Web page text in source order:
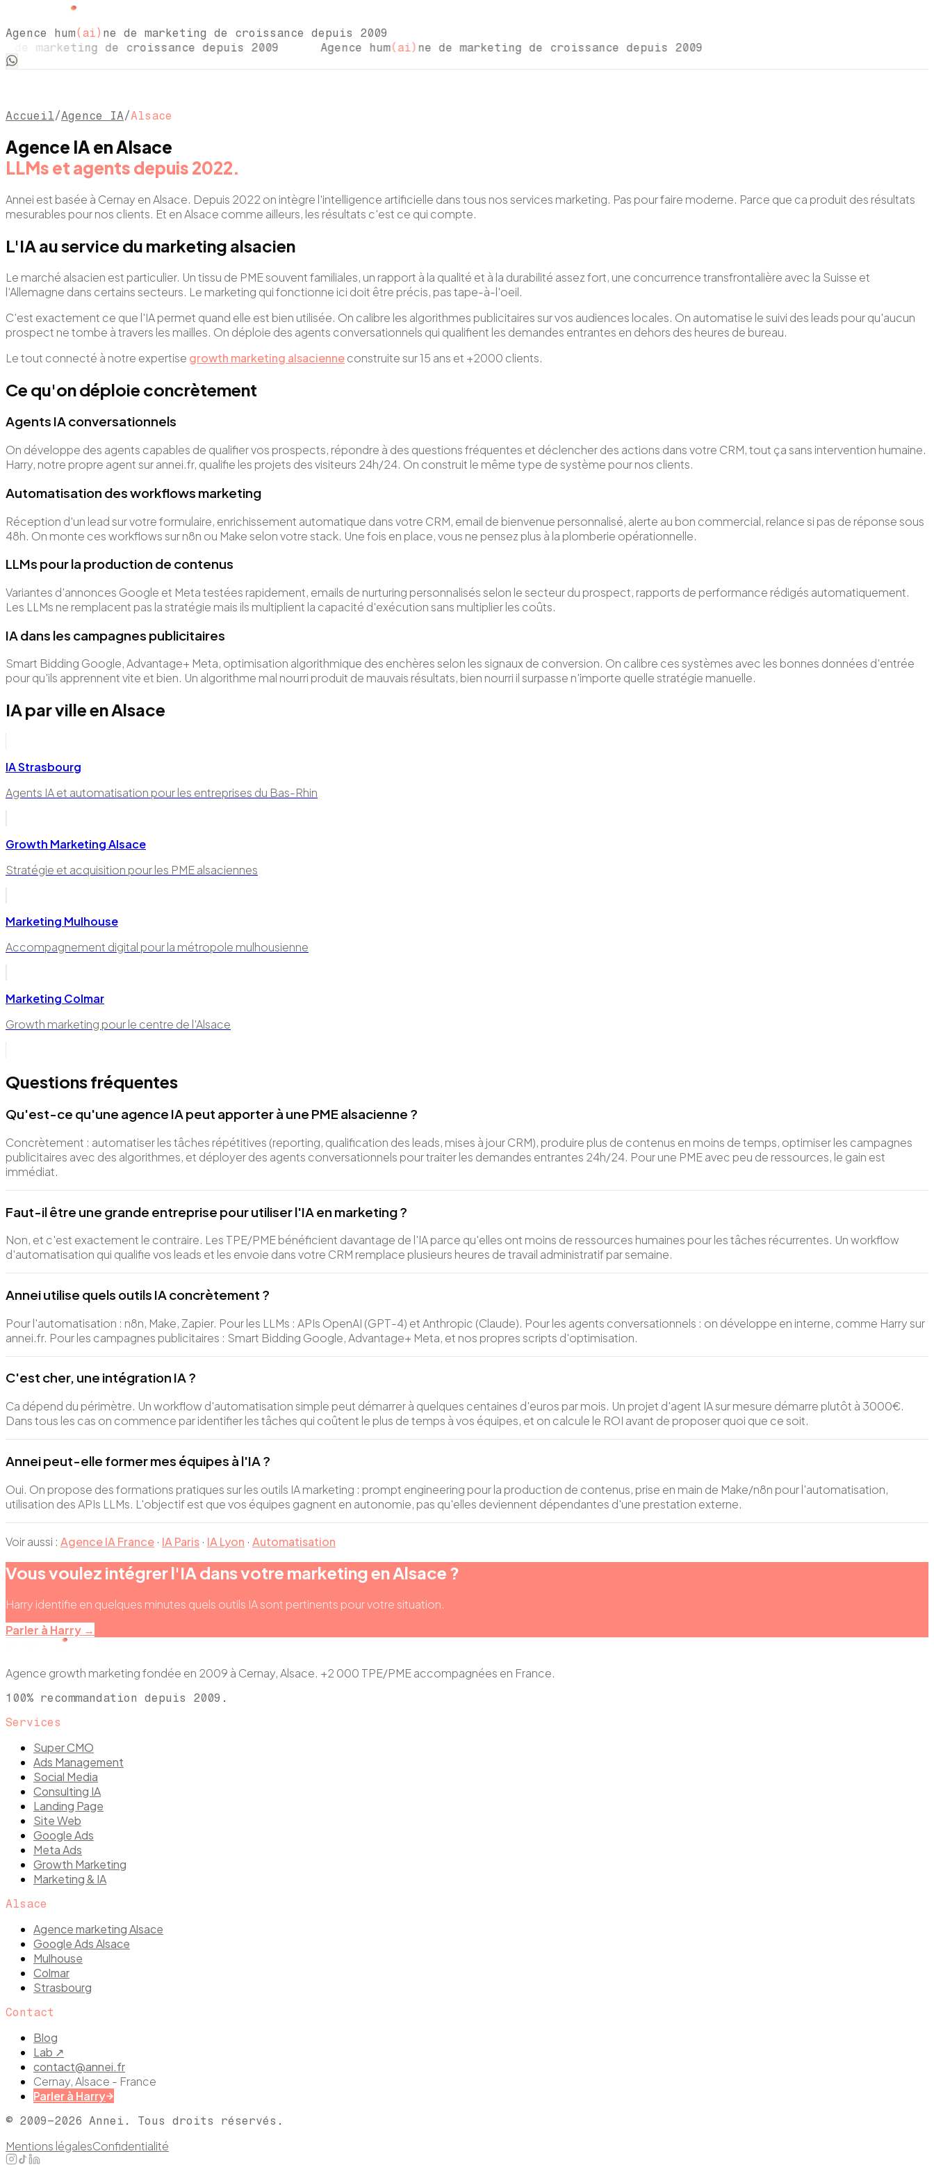
Agence hum(ai) ne de marketing de croissance depuis 2009
marketing de croissance depuis 2009 Agence hum(ai)ne de marketing de croissance depuis 2009
Accueil/Agence IA/Alsace
Agence IA en Alsace
LLMs et agents depuis 2022.
Annei est basée à Cernay en Alsace. Depuis 2022 on intègre l'intelligence artificielle dans tous nos services marketing. Pas pour faire moderne. Parce que ca produit des résultats
mesurables pour nos clients. Et en Alsace comme ailleurs, les résultats c'est ce qui compte.
L'IA au service du marketing alsacien
Le marché alsacien est particulier. Un tissu de PME souvent familiales, un rapport à la qualité et à la durabilité assez fort, une concurrence transfrontalière avec la Suisse et
l'Allemagne dans certains secteurs. Le marketing qui fonctionne ici doit être précis, pas tape-à-l'oeil.
C'est exactement ce que l'IA permet quand elle est bien utilisée. On calibre les algorithmes publicitaires sur vos audiences locales. On automatise le suivi des leads pour qu'aucun
prospect ne tombe à travers les mailles. On déploie des agents conversationnels qui qualifient les demandes entrantes en dehors des heures de bureau.
Le tout connecté à notre expertise growth marketing alsacienneconstruite sur 15 ans et +2000 clients.
Ce qu'on déploie concrètement
Agents IA conversationnels
On développe des agents capables de qualifier vos prospects, répondre à des questions fréquentes et déclencher des actions dans votre CRM, tout ça sans intervention humaine.
Harry, notre propre agent sur annei.fr, qualifie les projets des visiteurs 24h/24. On construit le même type de système pour nos clients.
Automatisation des workflows marketing
Réception d'un lead sur votre formulaire, enrichissement automatique dans votre CRM, email de bienvenue personnalisé, alerte au bon commercial, relance si pas de réponse sous
48h. On monte ces workflows sur n8n ou Make selon votre stack. Une fois en place, vous ne pensez plus à la plomberie opérationnelle.
LLMs pour la production de contenus
Variantes d'annonces Google et Meta testées rapidement, emails de nurturing personnalisés selon le secteur du prospect, rapports de performance rédigés automatiquement.
Les LLMs ne remplacent pas la stratégie mais ils multiplient la capacité d'exécution sans multiplier les coûts.
IA dans les campagnes publicitaires
Smart Bidding Google, Advantage+ Meta, optimisation algorithmique des enchères selon les signaux de conversion. On calibre ces systèmes avec les bonnes données d'entrée
pour qu'ils apprennent vite et bien. Un algorithme mal nourri produit de mauvais résultats, bien nourri il surpasse n'importe quelle stratégie manuelle.
IA par ville en Alsace
IA Strasbourg
Agents IA et automatisation pour les entreprises du Bas-Rhin
Growth Marketing Alsace
Stratégie et acquisition pour les PME alsaciennes
Marketing Mulhouse
Accompagnement digital pour la métropole mulhousienne
Marketing Colmar
Growth marketing pour le centre de l'Alsace
Questions fréquentes
Qu'est-ce qu'une agence IA peut apporter à une PME alsacienne ?
Concrètement : automatiser les tâches répétitives (reporting, qualification des leads, mises à jour CRM), produire plus de contenus en moins de temps, optimiser les campagnes
publicitaires avec des algorithmes, et déployer des agents conversationnels pour traiter les demandes entrantes 24h/24. Pour une PME avec peu de ressources, le gain est
immédiat.
Faut-il être une grande entreprise pour utiliser l'IA en marketing ?
Non, et c'est exactement le contraire. Les TPE/PME bénéficient davantage de l'IA parce qu'elles ont moins de ressources humaines pour les tâches récurrentes. Un workflow
d'automatisation qui qualifie vos leads et les envoie dans votre CRM remplace plusieurs heures de travail administratif par semaine.
Annei utilise quels outils IA concrètement ?
Pour l'automatisation : n8n, Make, Zapier. Pour les LLMs : APIs OpenAI (GPT-4) et Anthropic (Claude). Pour les agents conversationnels : on développe en interne, comme Harry sur
annei.fr. Pour les campagnes publicitaires : Smart Bidding Google, Advantage+ Meta, et nos propres scripts d'optimisation.
C'est cher, une intégration IA ?
Ca dépend du périmètre. Un workflow d'automatisation simple peut démarrer à quelques centaines d'euros par mois. Un projet d'agent IA sur mesure démarre plutôt à 3000€.
Dans tous les cas on commence par identifier les tâches qui coûtent le plus de temps à vos équipes, et on calcule le ROI avant de proposer quoi que ce soit.
Annei peut-elle former mes équipes à l'IA ?
Oui. On propose des formations pratiques sur les outils IA marketing : prompt engineering pour la production de contenus, prise en main de Make/n8n pour l'automatisation,
utilisation des APIs LLMs. L'objectif est que vos équipes gagnent en autonomie, pas qu'elles deviennent dépendantes d'une prestation externe.
Voir aussi : Agence IA France · IA Paris · IA Lyon · Automatisation
Vous voulez intégrer l'IA dans votre marketing en Alsace ?
Harry identifie en quelques minutes quels outils IA sont pertinents pour votre situation.
Parler à Harry →
Agence growth marketing fondée en 2009 à Cernay, Alsace. +2 000 TPE/PME accompagnées en France.
100% recommandation depuis 2009.
Services
Super CMO
Ads Management
Social Media
Consulting IA
Landing Page
Site Web
Google Ads
Meta Ads
Growth Marketing
Marketing & IA
Alsace
Agence marketing Alsace
Google Ads Alsace
Mulhouse
Colmar
Strasbourg
Contact
Blog
Lab ↗
contact@annei.fr
Cernay, Alsace - France
Parler à Harry
© 2009–2026 Annei. Tous droits réservés.
Mentions légalesConfidentialité